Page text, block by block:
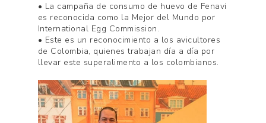
• La campaña de consumo de huevo de Fenavi
es reconocida como la Mejor del Mundo por
International Egg Commission.
• Este es un reconocimiento a los avicultores
de Colombia, quienes trabajan día a día por
llevar este superalimento a los colombianos.